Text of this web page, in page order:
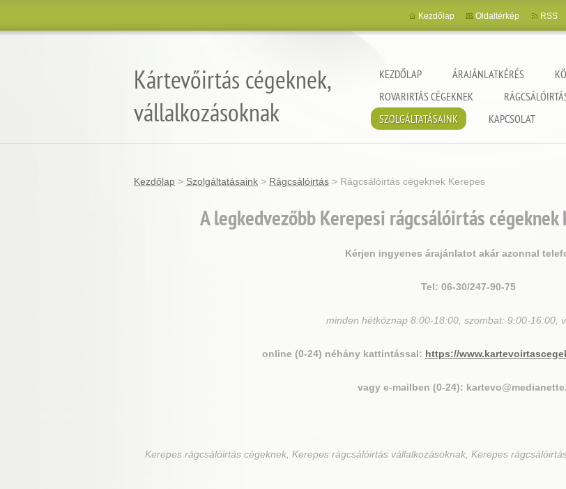
Kártevőirtás cégeknek,
vállalkozásoknak
KEZDŐLAP ÁRAJÁNLATKÉRÉS
ROVARIRTÁS CÉGEKNEK
SZOLGÁLTATÁSAINK
KAPCSOLAT
Kezdőlap Oldaltérkép RSS
Kezdőlap > Szolgáltatásaink > Rágcsálóirtás > Rágcsálóirtás cégeknek Kerepes
A legkedvezőbb Kerepesi rágcsálóirtás cégeknek
Kérjen ingyenes árajánlatot akár azonnal
Tel: 06-30/247-90-75
minden hétköznap 8:00-18:00, szombat: 9:00-16:00,
online (0-24) néhány kattintással: https://
vagy e-mailben (0-24):
Kerepes rágcsálóirtás cégeknek, Kerepes rágcsálóirtás vállalkozásoknak, Kerepes